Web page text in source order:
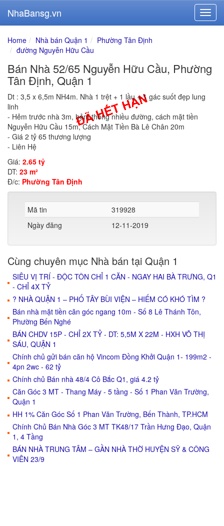
NhaBansg.vn
Home Nhà bán Quận 1
Phường Tân Định
đường Nguyễn Hữu Cầu
Bán Nhà 52/65 Nguyễn Hữu Cầu, Phường
Tân Định, Quận 1
Dt : 3,5 x 6,5m NH4m. Nhà 1 trệt + 1 lầu + 1 gác suốt đẹp lung
linh
- Hẻm trước nhà 3m, hẻm thông nhiều đường, cách mặt tiền
Nguyễn Hữu Cầu 15m, Cách Mặt Tiền Bà Lê Chân 20m
- Giá 2 tỷ 65 thương lượng
- Liên Hệ
Giá: 2.65 tỷ
DT: 23 m²
Đ/c: Phường Tân Định
Mã tin
319928
Ngày đăng
12-11-2019
Cùng chuyên mục Nhà bán tại Quận 1
SIÊU VỊ TRÍ - ĐỘC TÔN CHỈ 1 CĂN - NGAY HAI BÀ TRƯNG, Q1
- CHỈ 4X TỶ
? NHÀ QUẬN 1 – PHỐ TÂY BÙI VIỆN – HIẾM CÓ KHÓ TÌM ?
Bán nhà mặt tiền căn góc ngang 10m - Số 8 Lê Thánh Tôn,
Phường Bến Nghé
BÁN CHDV 15P - CHỈ 2X TỶ - DT: 5,5M X 22M - HXH VÕ THỊ
SÁU, QUẬN 1
Chính chủ gửi bán căn hộ Vincom Đồng Khởi Quận 1- 199m2 -
4pn 2wc - 62 tỷ
Chính chủ Bán nhà 48/4 Cô Bắc Q1, giá 4.2 tỷ
Căn Góc 3 MT - Thang Máy - 5 tầng - Số 1 Phan Văn Trường,
Quận 1
HH 1% Căn Góc Số 1 Phan Văn Trường, Bến Thành, TP.HCM
Chính Chủ Bán Nhà Góc 3 MT TK48/17 Trần Hưng Đạo, Quận
1, 4 Tầng
BÁN NHÀ TRUNG TÂM – GẦN NHÀ THỜ HUYỆN SỸ & CÔNG
VIÊN 23/9